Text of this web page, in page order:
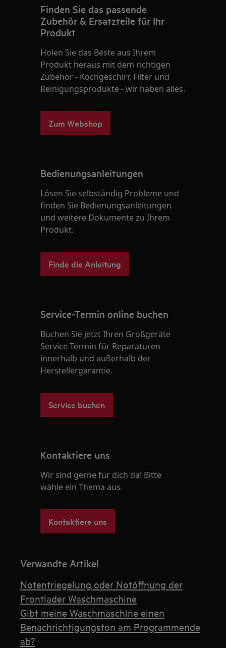
Finden Sie das passende
Zubehör & Ersatzteile für Ihr
Produkt
Holen Sie das Beste aus Ihrem
Produkt heraus mit dem richtigen
Zubehör - Kochgeschirr, Filter und
Reinigungsprodukte - wir haben alles.
Zum Webshop
Bedienungsanleitungen
Lösen Sie selbständig Probleme und
finden Sie Bedienungsanleitungen
und weitere Dokumente zu Ihrem
Produkt.
Finde die Anleitung
Service-Termin online buchen
Buchen Sie jetzt Ihren Großgeräte
Service-Termin für Reparaturen
innerhalb und außerhalb der
Herstellergarantie.
Service buchen
Kontaktiere uns
Wir sind gerne für dich da! Bitte
wähle ein Thema aus.
Kontaktiere uns
Verwandte Artikel
Notentriegelung oder Notöffnung der
Frontlader Waschmaschine
Gibt meine Waschmaschine einen
Benachrichtigungston am Programmende
ab?